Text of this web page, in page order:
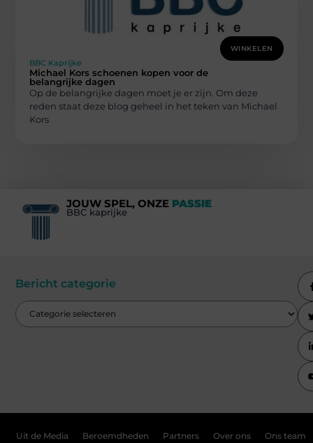
WINKELEN
BBC Kaprijke
Michael Kors schoenen kopen voor de
belangrijke dagen
Op de belangrijke dagen moet je er zijn. Om deze
reden staat deze blog geheel in het teken van Michael
Kors
JOUW SPEL, ONZE PASSIE
BBC kaprijke
Bericht categorie
Uit de Media Beroemdheden Partners Over ons Ons team